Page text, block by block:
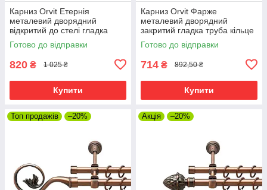
Карниз Orvit Етернія
металевий дворядний
відкритий до стелі гладка
труба кільце металеве Мідь
16\16 мм 120 см (00-
Готово до відправки
820 ₴ 1 025 ₴
Купити
Карниз Orvit Фарже
металевий дворядний
закритий гладка труба кільце
металеве Мідь 16\16 мм 120
см (00-00019999)
Готово до відправки
714 ₴ 892,50 ₴
Купити
Топ продажів –20% Акція –20%